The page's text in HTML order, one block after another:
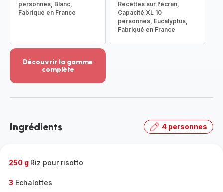
personnes, Blanc,
Fabriqué en France
Recettes sur l’écran,
Capacité XL 10
personnes, Eucalyptus,
Fabriqué en France
Découvrir la gamme
complète
-
gamme
Ingrédients 4 personnes
250 g Riz pour risotto
3 Echalottes